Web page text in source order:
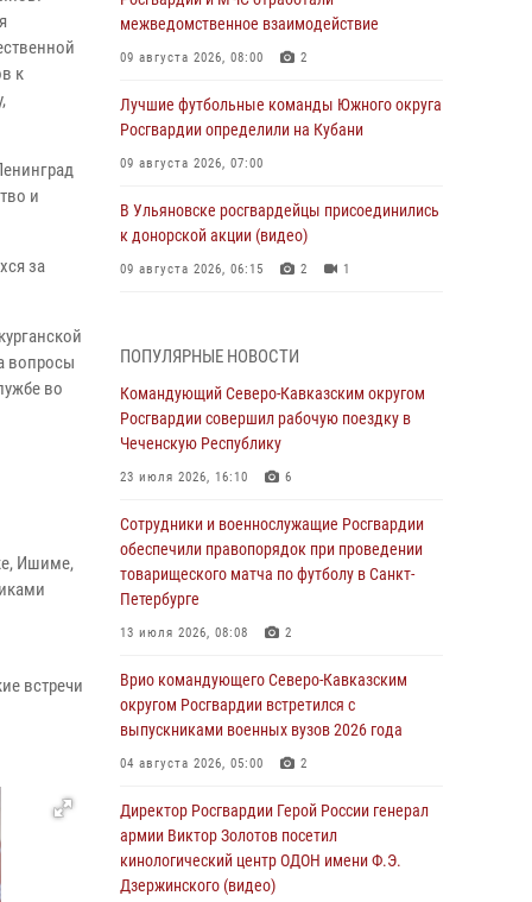
к
и
за
вопросы
во
Ишиме,
встречи
межведомственное взаимодействие
09 августа 2026, 08:00 2
Лучшие футбольные команды Южного округа
Росгвардии определили на Кубани
09 августа 2026, 07:00
В Ульяновске росгвардейцы присоединились
к донорской акции (видео)
09 августа 2026, 06:15 2 1
Росгвардейцы провели занятие по
стрелковой подготовке для воспитанников
Центра детского, юношеского туризма и
Республики
09 августа 2026, 05:00
Всероссийская ведомственная акции
«Каникулы с Росгвардией проходит в Сибири
Росгвардейцы провели патриотическое
занятие для детей на Поклонной горе в
Москве (видео)
В ЛНР росгвардейцы провели тренировку по
единоборствам для юных воспитанников
спортивной школы
ПОПУЛЯРНЫЕ НОВОСТИ
Командующий Северо-Кавказским округом
Росгвардии совершил рабочую поездку в
Чеченскую Республику
23 июля 2026, 16:10 6
Сотрудники и военнослужащие Росгвардии
обеспечили правопорядок при проведении
товарищеского матча по футболу в Санкт-
Петербурге
13 июля 2026, 08:08 2
Врио командующего Северо-Кавказским
округом Росгвардии встретился с
выпускниками военных вузов 2026 года
04 августа 2026, 05:00 2
Директор Росгвардии Герой России генерал
армии Виктор Золотов посетил
кинологический центр ОДОН имени Ф.Э.
Дзержинского (видео)